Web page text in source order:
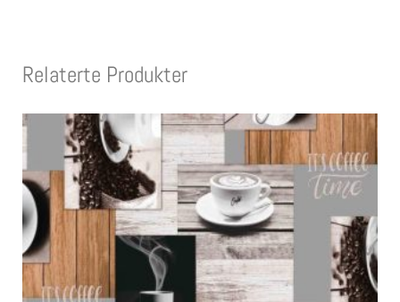
Relaterte Produkter